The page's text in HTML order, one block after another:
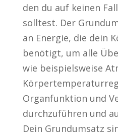
den du auf keinen
solltest. Der
an Energie, die dein
benötigt, um alle
wie beispielsweise
Organfunktion und
durchzuführen und
Dein Grundumsatz